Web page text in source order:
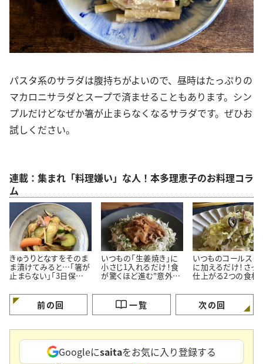
パスタ系のサラダは腹持ちがよいので、昼時はたっぷりの
マカロニサラダとスープで済ませることもあります。シン
プルだけどなぜか箸が止まらなくなるサラダです。ぜひお
試しください。
連載：集まれ「料理嫌い」な人！本多理恵子のお料理コラ
ム
きゅうりとなすをそのま
ま漬けてみると…「箸が
止まらない」「3日保存で
いつもの「生姜焼き」に
小さじ1入れるだけ！食
が驚くほど進む"意外な
いつものコールスロ
に加えるだけ！さっ
仕上がる2つの食材
前の回 一覧 次の回
Googleにsaitaをお気に入り登録する